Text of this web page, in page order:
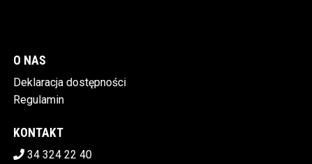
O NAS
Deklaracja dostępności
Regulamin
KONTAKT
34 324 22 40